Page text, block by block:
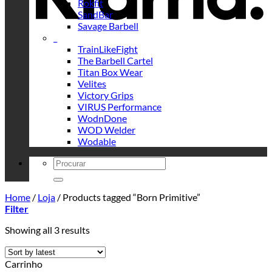
Rokfit
SandBar
Savage Barbell
TrainLikeFight
The Barbell Cartel
Titan Box Wear
Velites
Victory Grips
VIRUS Performance
WodnDone
WOD Welder
Wodable
Search
for:
Home / Loja / Products tagged “Born Primitive”
Filter
Showing all 3 resultsSorted
latest
Carrinho